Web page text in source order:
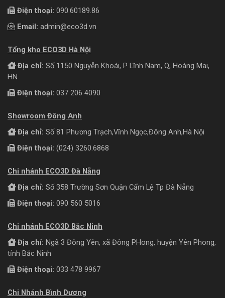
Điện thoại: 090.60189.86
Email: admin@eco3d.vn
Tổng kho ECO3D Hà Nội
Địa chỉ: Số 1150 Nguyễn Khoái, P Lĩnh Nam, Q, Hoàng Mai,
HN
Điện thoại: 037 206 4090
Showroom Đông Anh
Địa chỉ: Số 81 Phương Trạch,Vĩnh Ngọc,Đông Anh,Hà Nội
Điện thoại: (024) 3260.6868
Chi nhánh ECO3D Đà Nẵng
Địa chỉ: Số 358 Trường Sơn Quận Cẩm Lệ Tp Đà Nẵng
Điện thoại: 090 560 5016
Chi nhánh ECO3D Bắc Ninh
Địa chỉ: Ngã 3 Đông Yên, xã Đông PHong, huyện Yên Phong,
tỉnh Bắc Ninh
Điện thoại: 033 478 9967
Chi Nhánh Bình Dương